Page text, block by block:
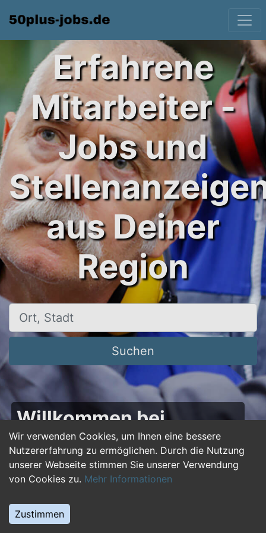
Wir verwenden Cookies, um Ihnen eine bessere
Nutzererfahrung zu ermöglichen. Durch die Nutzung
unserer Webseite stimmen Sie unserer Verwendung
von Cookies zu. Mehr Informationen
Zustimmen
Erfahrene
Mitarbeiter -
Jobs und
aus Deiner
Region
Ort, Stadt
Suchen
Willkommen bei
50plus-jobs.de – Dein
Portal für Jobs ab 50!
Du bist über 50 und suchst nach einer neuen
beruflichen Herausforderung oder einem
Jobwechsel? Auf